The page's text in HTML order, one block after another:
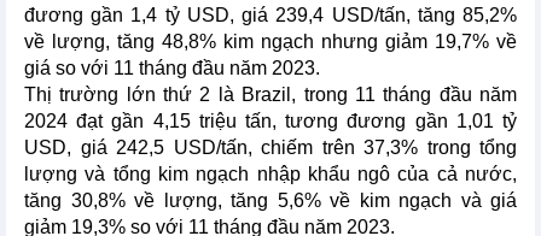
đương gần 1,4 tỷ USD, giá 239,4 USD/tấn, tăng 85,2%
về lượng, tăng 48,8% kim ngạch nhưng giảm 19,7% về
giá so với 11 tháng đầu năm 2023.
Thị trường lớn thứ 2 là Brazil, trong 11 tháng đầu năm
2024 đạt gần 4,15 triệu tấn, tương đương gần 1,01 tỷ
USD, giá 242,5 USD/tấn, chiếm trên 37,3% trong tổng
lượng và tổng kim ngạch nhập khẩu ngô của cả nước,
tăng 30,8% về lượng, tăng 5,6% về kim ngạch và giá
giảm 19,3% so với 11 tháng đầu năm 2023.